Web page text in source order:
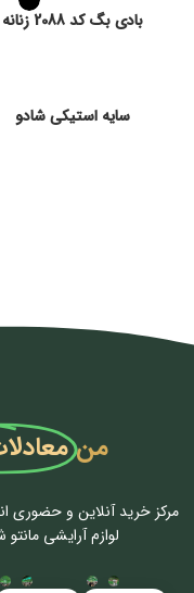
بادی بگ کد 2088 زنانه
سایه استیکی شادو
من
مرکز خرید آنلاین و حضوری
لوازم آرایشی